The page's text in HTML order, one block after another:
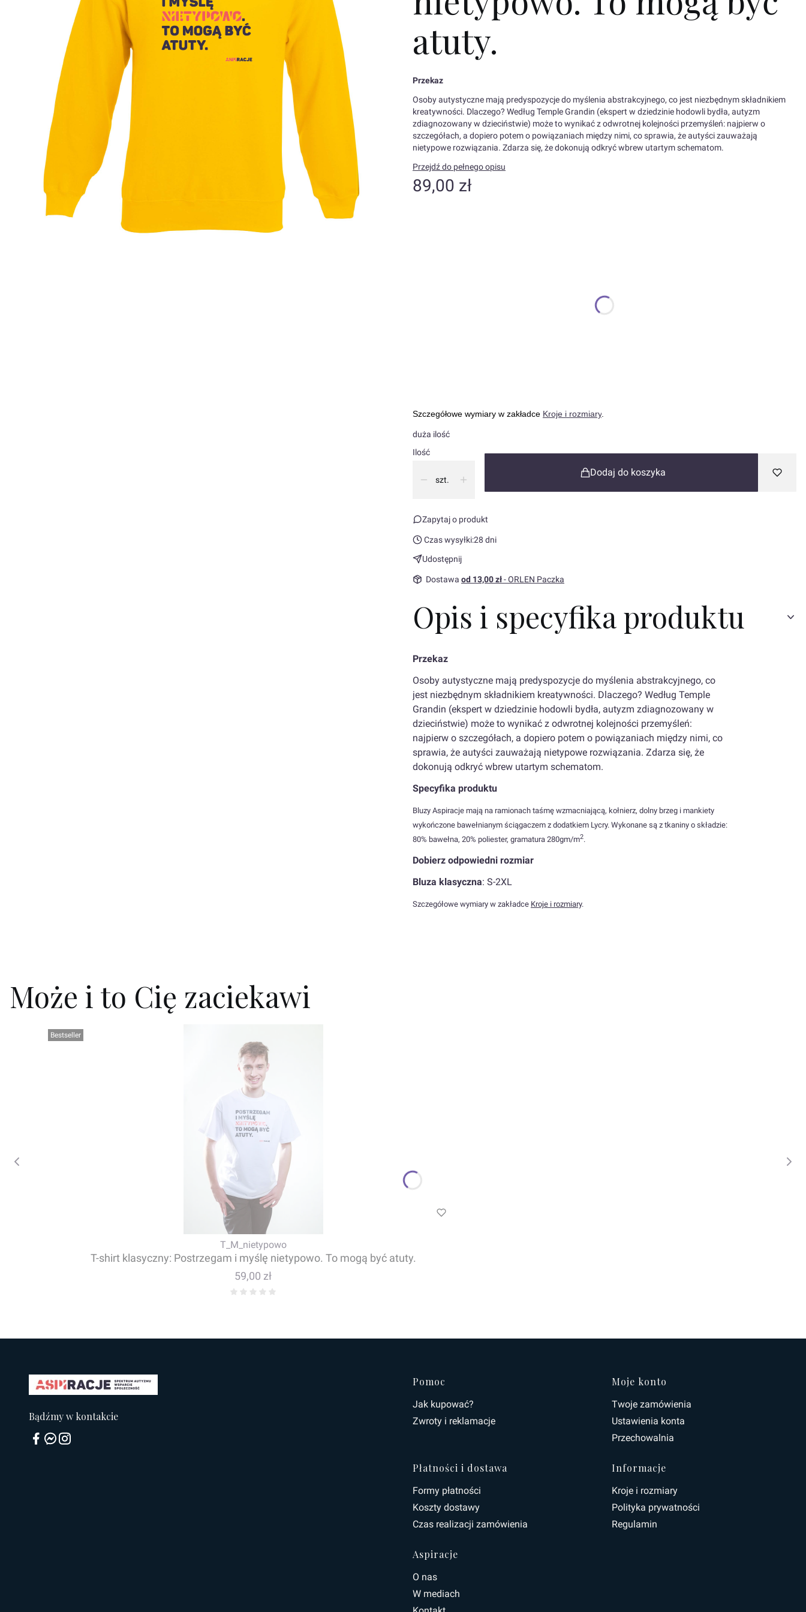
atuty.
Przekaz
Osoby autystyczne mają predyspozycje do myślenia abstrakcyjnego, co jest niezbędnym składnikiem
kreatywności. Dlaczego? Według Temple Grandin (ekspert w dziedzinie hodowli bydła, autyzm
zdiagnozowany w dzieciństwie) może to wynikać z odwrotnej kolejności przemyśleń: najpierw o
szczegółach, a dopiero potem o powiązaniach między nimi, co sprawia, że autyści zauważają
nietypowe rozwiązania. Zdarza się, że dokonują odkryć wbrew utartym schematom.
Przejdź do pełnego opisu
Cena
89,00 zł
Szczegółowe wymiary w zakładce Kroje i rozmiary
duża ilość
Ilość
szt.
Dodaj do koszyka
Zapytaj o produkt
Czas wysyłki:28 dni
Udostępnij
Dostawa od 13,00 zł- ORLEN Paczka
Opis i specyfika produktu
Przekaz
Osoby autystyczne mają predyspozycje do myślenia abstrakcyjnego, co
jest niezbędnym składnikiem kreatywności. Dlaczego? Według Temple
Grandin (ekspert w dziedzinie hodowli bydła, autyzm zdiagnozowany w
dzieciństwie) może to wynikać z odwrotnej kolejności przemyśleń:
najpierw o szczegółach, a dopiero potem o powiązaniach między nimi, co
sprawia, że autyści zauważają nietypowe rozwiązania. Zdarza się, że
dokonują odkryć wbrew utartym schematom.
Specyfika produktu
Bluzy Aspiracje mają na ramionach taśmę wzmacniającą, kołnierz, dolny brzeg i mankiety
wykończone bawełnianym ściągaczem z dodatkiem Lycry. Wykonane są z tkaniny o składzie:
80% bawełna, 20% poliester, gramatura 280gm/m2.
Dobierz odpowiedni rozmiar
Bluza klasyczna: S-2XL
Szczegółowe wymiary w zakładce Kroje i rozmiary.
Może i to Cię zaciekawi
Bestseller
T_M_nietypowo
T-shirt klasyczny: Postrzegam i myślę nietypowo. To mogą być atuty.
Cena
59,00 zł
Bądźmy w kontakcie
Linki w stopce
Pomoc
Jak kupować?
Zwroty i reklamacje
Moje konto
Twoje zamówienia
Ustawienia konta
Przechowalnia
Płatności i dostawa
Formy płatności
Koszty dostawy
Czas realizacji zamówienia
Informacje
Kroje i rozmiary
Polityka prywatności
Regulamin
Aspiracje
O nas
W mediach